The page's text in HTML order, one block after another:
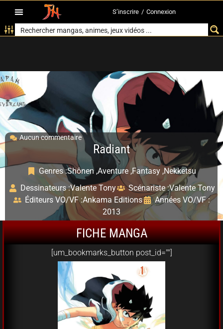
S’inscrire / Connexion
Aucun commentaire
Radiant
Genres :Shônen ,Aventure ,Fantasy ,Nekketsu
Dessinateurs :Valente Tony Scénariste :Valente Tony
Éditeurs VO/VF :Ankama Editions
Années VO/VF :
2013
FICHE MANGA
[um_bookmarks_button post_id=""]